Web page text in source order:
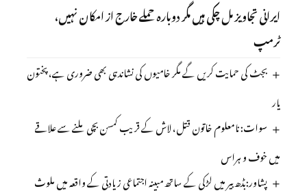
ایرانی تجاویز مل چکی ہیں مگر دوبارہ حملے خارج از امکان نہیں،
ٹرمپ
بجٹ کی حمایت کریں گے مگر خامیوں کی نشاندہی بھی ضروری ہے، پختون
یار
سوات: نامعلوم خاتون قتل، لاش کے قریب کمسن بچی ملنے سے علاقے
میں خوف و ہراس
پشاور:بڈھ بیر میں لڑکی کے ساتھ مبینہ اجتماعی زیادتی کے واقعہ میں ملوث